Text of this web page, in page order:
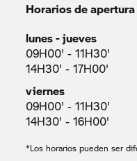
Horarios de apertura
lunes - jueves
09H00' - 11H30'
14H30' - 17H00'
viernes
09H00' - 11H30'
14H30' - 16H00'
*Los horarios pueden ser